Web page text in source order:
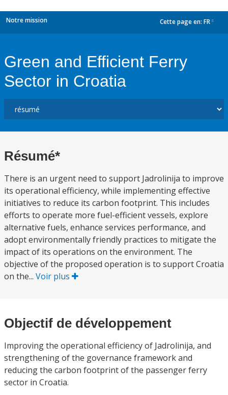
Notre mission Cette page en: FR
Green and Efficient Ferry
Sector in Croatia
Résumé*
There is an urgent need to support Jadrolinija to improve
its operational efficiency, while implementing effective
initiatives to reduce its carbon footprint. This includes
efforts to operate more fuel-efficient vessels, explore
alternative fuels, enhance services performance, and
adopt environmentally friendly practices to mitigate the
impact of its operations on the environment. The
objective of the proposed operation is to support Croatia
on the... Voir plus
Objectif de développement
Improving the operational efficiency of Jadrolinija, and
strengthening of the governance framework and
reducing the carbon footprint of the passenger ferry
sector in Croatia.